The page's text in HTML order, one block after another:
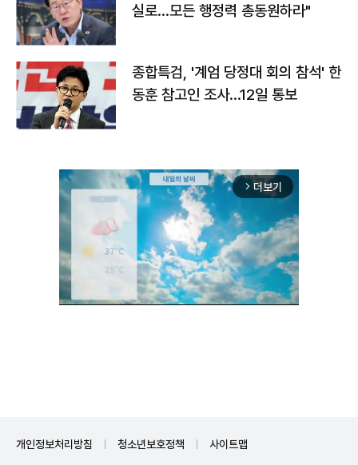
실로…모든 행정력 총동원하라"
종합특검, '계엄 당정대 회의 참석' 한
동훈 참고인 조사...12일 통보
arrow_forward_ios 더보기
개인정보처리방침 청소년보호정책 사이트맵